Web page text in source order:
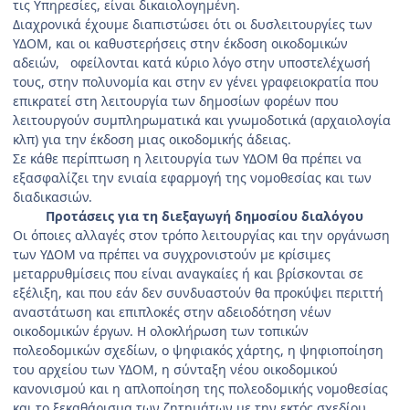
τις Υπηρεσίες, είναι δικαιολογημένη.
Διαχρονικά έχουμε διαπιστώσει ότι οι δυσλειτουργίες των
ΥΔΟΜ, και οι καθυστερήσεις στην έκδοση οικοδομικών
αδειών, οφείλονται κατά κύριο λόγο στην υποστελέχωσή
τους, στην πολυνομία και στην εν γένει γραφειοκρατία που
επικρατεί στη λειτουργία των δημοσίων φορέων που
λειτουργούν συμπληρωματικά και γνωμοδοτικά (αρχαιολογία
κλπ) για την έκδοση μιας οικοδομικής άδειας.
Σε κάθε περίπτωση η λειτουργία των ΥΔΟΜ θα πρέπει να
εξασφαλίζει την ενιαία εφαρμογή της νομοθεσίας και των
διαδικασιών.
Προτάσεις για τη διεξαγωγή δημοσίου διαλόγου
Οι όποιες αλλαγές στον τρόπο λειτουργίας και την οργάνωση
των ΥΔΟΜ να πρέπει να συγχρονιστούν με κρίσιμες
μεταρρυθμίσεις που είναι αναγκαίες ή και βρίσκονται σε
εξέλιξη, και που εάν δεν συνδυαστούν θα προκύψει περιττή
αναστάτωση και επιπλοκές στην αδειοδότηση νέων
οικοδομικών έργων. Η ολοκλήρωση των τοπικών
πολεοδομικών σχεδίων, ο ψηφιακός χάρτης, η ψηφιοποίηση
του αρχείου των ΥΔΟΜ, η σύνταξη νέου οικοδομικού
κανονισμού και η απλοποίηση της πολεοδομικής νομοθεσίας